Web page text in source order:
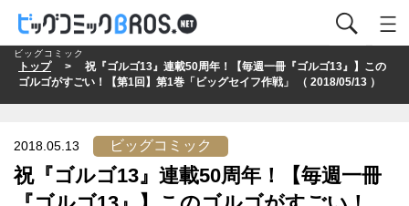
トップ> 祝『ゴルゴ13』連載50周年！【毎週一冊『ゴルゴ13』】この
ゴルゴがすごい！【第1回】第1巻「ビッグセイフ作戦」 （ 2018/05/13 ）
ビッグコミック
2018.05.13
祝『ゴルゴ13』連載50周年！【毎週一冊
ビッグコミック